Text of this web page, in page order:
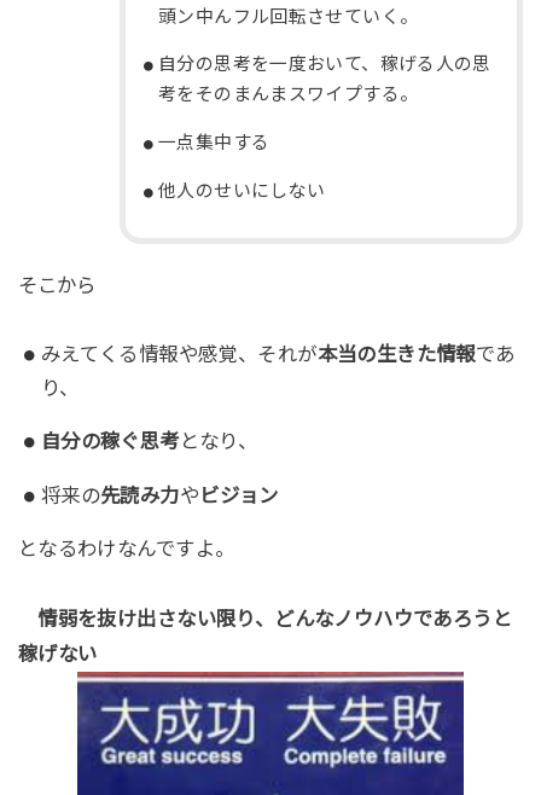
頭ン中んフル回転させていく。
自分の思考を一度おいて、稼げる人の思
考をそのまんまスワイプする。
一点集中する
他人のせいにしない
そこから
みえてくる情報や感覚、それが本当の生きた情報であ
り、
自分の稼ぐ思考となり、
将来の先読み力や ビジョン
となるわけなんですよ。
情弱を抜け出さない限り、どんなノウハウであろうと
稼げない